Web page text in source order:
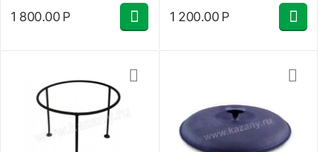
1 800.00 Р 1 200.00 Р